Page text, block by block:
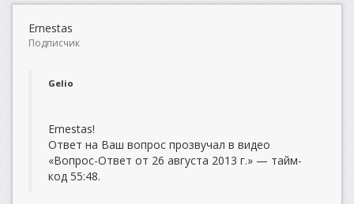
Ernestas
Подписчик
Gelio
Ernestas!
Ответ на Ваш вопрос прозвучал в видео
«Вопрос-Ответ от 26 августа 2013 г.» — тайм-
код 55:48.